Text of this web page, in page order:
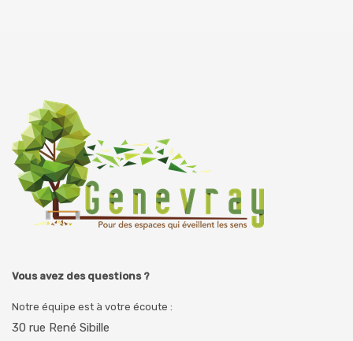
Vous avez des questions ?
Notre équipe est à votre écoute :
30 rue René Sibille